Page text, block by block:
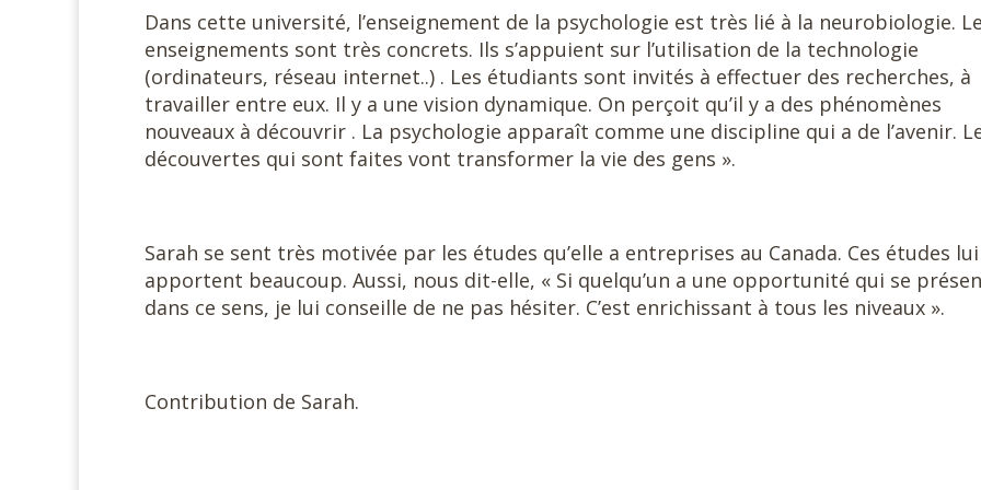
Dans cette université, l’enseignement de la psychologie est très lié à la neurobiologie.
enseignements sont très concrets. Ils s’appuient sur l’utilisation de la technologie
(ordinateurs, réseau internet..) . Les étudiants sont invités à effectuer des recherches, à
travailler entre eux. Il y a une vision dynamique. On perçoit qu’il y a des phénomènes
nouveaux à découvrir . La psychologie apparaît comme une discipline qui a de l’avenir.
découvertes qui sont faites vont transformer la vie des gens ».
Sarah se sent très motivée par les études qu’elle a entreprises au Canada. Ces études lui
apportent beaucoup. Aussi, nous dit-elle, « Si quelqu’un a une opportunité qui se
dans ce sens, je lui conseille de ne pas hésiter. C’est enrichissant à tous les niveaux ».
Contribution de Sarah.